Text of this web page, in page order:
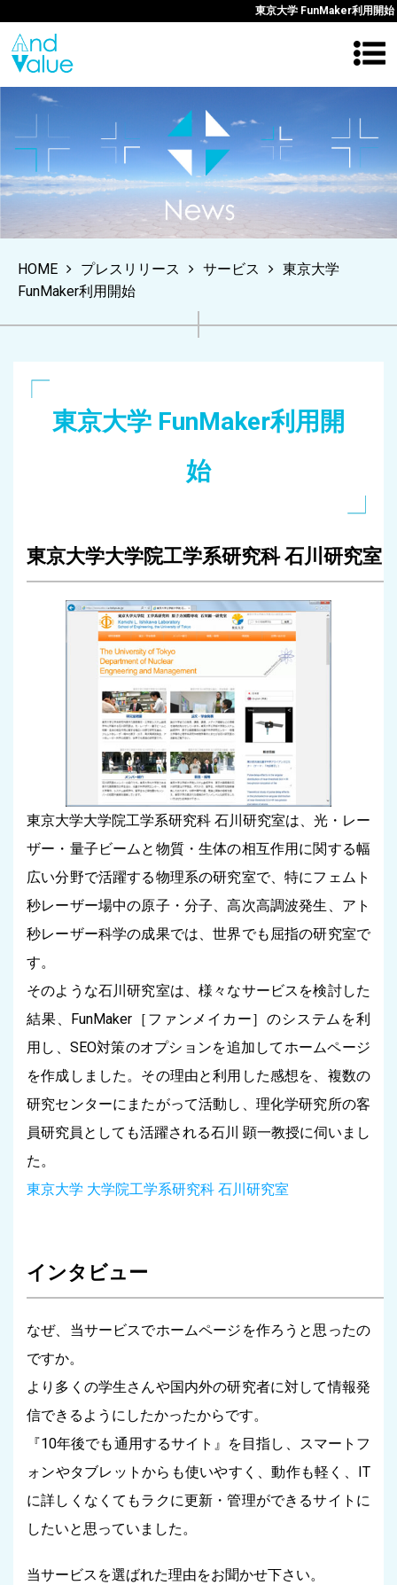
東京大学 FunMaker利用開始
HOME プレスリリース サービス
東京大学
FunMaker利用開始
東京大学 FunMaker利用開
始
東京大学大学院工学系研究科 石川研究室
東京大学大学院工学系研究科 石川研究室は、光・レー
ザー・量子ビームと物質・生体の相互作用に関する幅
広い分野で活躍する物理系の研究室で、特にフェムト
秒レーザー場中の原子・分子、高次高調波発生、アト
秒レーザー科学の成果では、世界でも屈指の研究室で
す。
そのような石川研究室は、様々なサービスを検討した
結果、FunMaker［ファンメイカー］のシステムを利
用し、SEO対策のオプションを追加してホームページ
を作成しました。その理由と利用した感想を、複数の
研究センターにまたがって活動し、理化学研究所の客
員研究員としても活躍される石川 顕一教授に伺いまし
た。
東京大学 大学院工学系研究科 石川研究室
インタビュー
なぜ、当サービスでホームページを作ろうと思ったの
ですか。
より多くの学生さんや国内外の研究者に対して情報発
信できるようにしたかったからです。
『10年後でも通用するサイト』を目指し、スマートフ
ォンやタブレットからも使いやすく、動作も軽く、IT
に詳しくなくてもラクに更新・管理ができるサイトに
したいと思っていました。
当サービスを選ばれた理由をお聞かせ下さい。